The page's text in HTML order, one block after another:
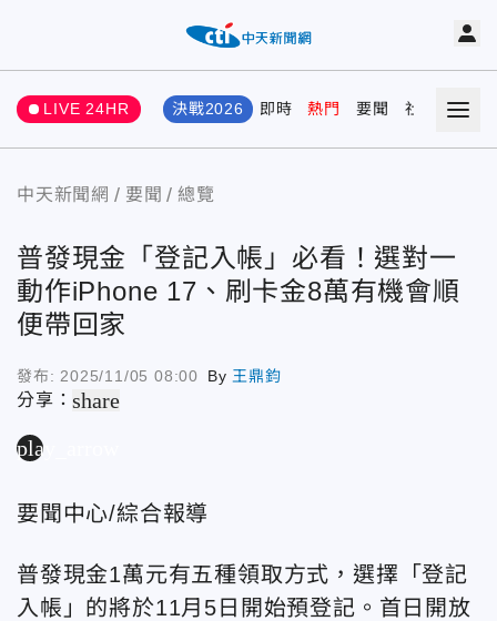
LIVE 24HR 決戰2026 即時 熱門 要聞 社會 娛樂
中天新聞網 要聞 總覽
普發現金「登記入帳」必看！選對一
動作iPhone 17、刷卡金8萬有機會順
便帶回家
發布: 2025/11/05 08:00 By 王鼎鈞
分享：share
play_arrow
要聞中心/綜合報導
普發現金1萬元有五種領取方式，選擇「登記
入帳」的將於11月5日開始預登記。首日開放